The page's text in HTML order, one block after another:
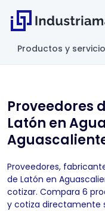
Productos y
Proveedores
Latón en
Proveedores,
de Latón en
cotizar. Compara 6
y cotiza directamente